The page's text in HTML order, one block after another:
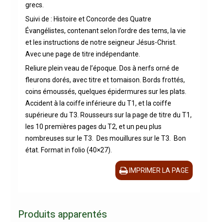
grecs.
Suivi de : Histoire et Concorde des Quatre
Évangélistes, contenant selon l’ordre des tems, la vie
et les instructions de notre seigneur Jésus-Christ.
Avec une page de titre indépendante.
Reliure plein veau de l’époque. Dos à nerfs orné de
fleurons dorés, avec titre et tomaison. Bords frottés,
coins émoussés, quelques épidermures sur les plats.
Accident à la coiffe inférieure du T1, et la coiffe
supérieure du T3. Rousseurs sur la page de titre du T1,
les 10 premières pages du T2, et un peu plus
nombreuses sur le T3. Des mouillures sur le T3. Bon
état. Format in folio (40×27).
IMPRIMER LA PAGE
Produits apparentés